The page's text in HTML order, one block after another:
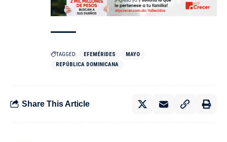
TAGGED: EFEMÉRIDES
MAYO
REPÚBLICA DOMINICANA
Share This Article